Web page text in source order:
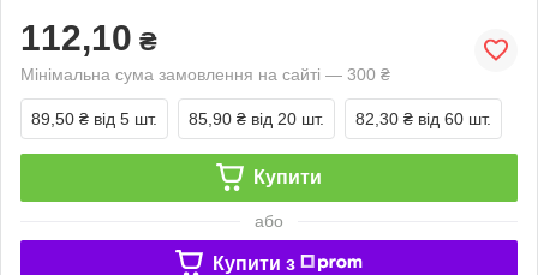
112,10 ₴
Мінімальна сума замовлення на сайті — 300 ₴
89,50 ₴ від 5 шт. 85,90 ₴ від 20 шт. 82,30 ₴ від 60 шт.
Купити
або
Купити з